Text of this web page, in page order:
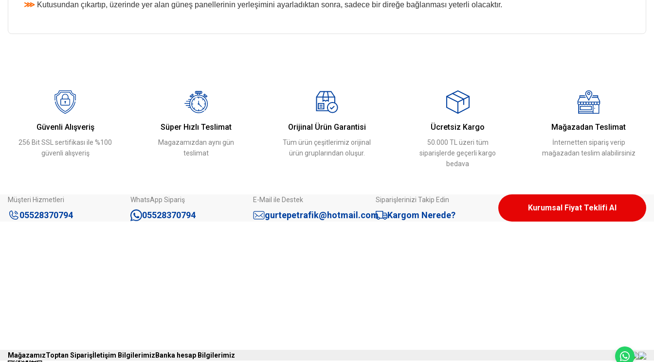
⋙ Kutusundan çıkartıp, üzerinde yer alan güneş panellerinin yerleşimini ayarladıktan sonra, sadece bir direğe bağlanması yeterli olacaktır.
Yorum Yaz
Ürün açıklamasında eksik bilgiler bulunuyor.
Ürün bilgilerinde hatalar bulunuyor.
Ürün fiyatı diğer sitelerden daha pahalı.
Bu ürüne benzer farklı alternatifler olmalı.
Güvenli Alışveriş
256 Bit SSL sertifikası ile %100
güvenli alışveriş
Süper Hızlı Teslimat
Magazamızdan aynı gün
teslimat
Orijinal Ürün Garantisi
Tüm ürün çeşitlerimiz orijinal
ürün gruplarından oluşur.
Ücretsiz Kargo
50.000 TL üzeri tüm
siparişlerde geçerli kargo
bedava
Mağazadan Teslimat
İnternetten sipariş verip
mağazadan teslim alabilirsiniz
Müşteri Hizmetleri
05528370794
WhatsApp Sipariş
05528370794
E-Mail ile Destek
gurtepetrafik@hotmail.com
Siparişlerinizi Takip Edin
Kargom Nerede?
Kurumsal Fiyat Teklifi Al
MağazamızToptan Siparişİletişim Bilgilerimiz Banka hesap Bilgilerimiz